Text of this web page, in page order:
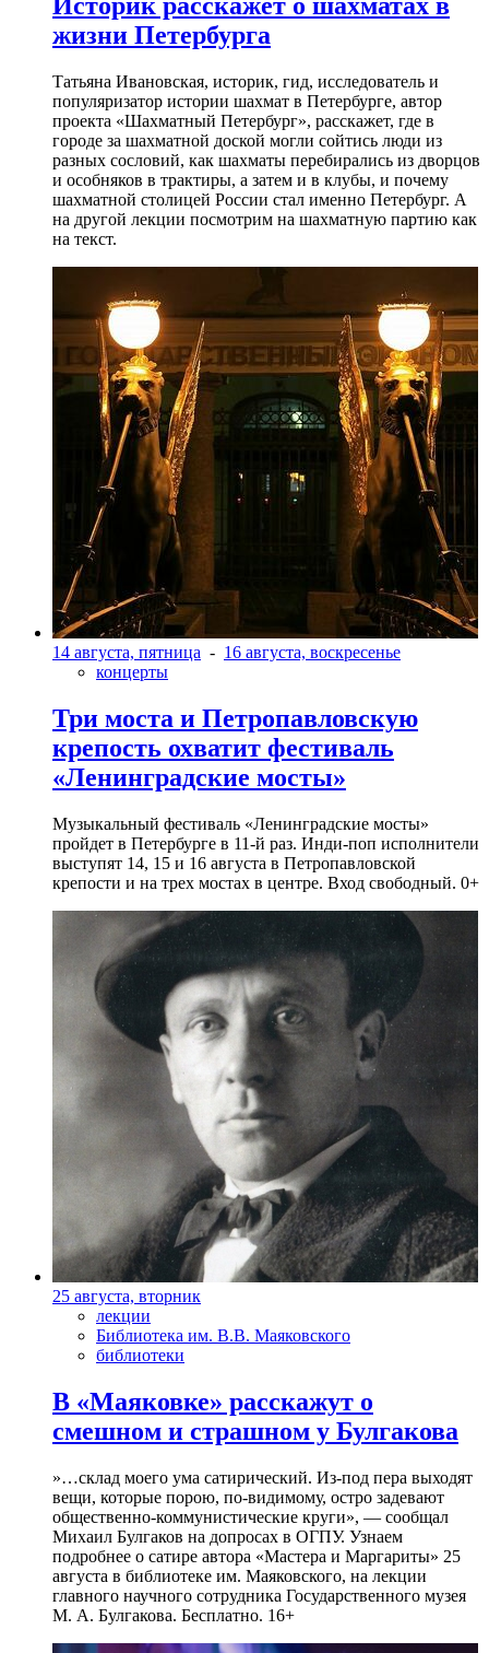
Историк расскажет о шахматах в
жизни Петербурга
Татьяна Ивановская, историк, гид, исследователь и
популяризатор истории шахмат в Петербурге, автор
проекта «Шахматный Петербург», расскажет, где в
городе за шахматной доской могли сойтись люди из
разных сословий, как шахматы перебирались из дворцов
и особняков в трактиры, а затем и в клубы, и почему
шахматной столицей России стал именно Петербург. А
на другой лекции посмотрим на шахматную партию как
на текст.
14 августа, пятница - 16 августа, воскресенье
концерты
Три моста и Петропавловскую
крепость охватит фестиваль
«Ленинградские мосты»
Музыкальный фестиваль «Ленинградские мосты»
пройдет в Петербурге в 11-й раз. Инди-поп исполнители
выступят 14, 15 и 16 августа в Петропавловской
крепости и на трех мостах в центре. Вход свободный. 0+
25 августа, вторник
лекции
Библиотека им. В.В. Маяковского
библиотеки
В «Маяковке» расскажут о
смешном и страшном у Булгакова
»…склад моего ума сатирический. Из-под пера выходят
вещи, которые порою, по-видимому, остро задевают
общественно-коммунистические круги», — сообщал
Михаил Булгаков на допросах в ОГПУ. Узнаем
подробнее о сатире автора «Мастера и Маргариты» 25
августа в библиотеке им. Маяковского, на лекции
главного научного сотрудника Государственного музея
М. А. Булгакова. Бесплатно. 16+